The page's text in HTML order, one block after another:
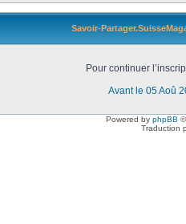
Savoir-
Pour continuer
Avant le 05 Aoû
Powered by phpBB
Traduction